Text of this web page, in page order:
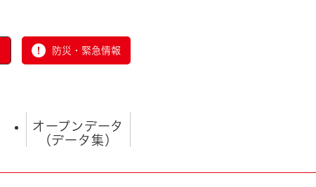
防災・緊急情報
オープンデータ
（データ集）